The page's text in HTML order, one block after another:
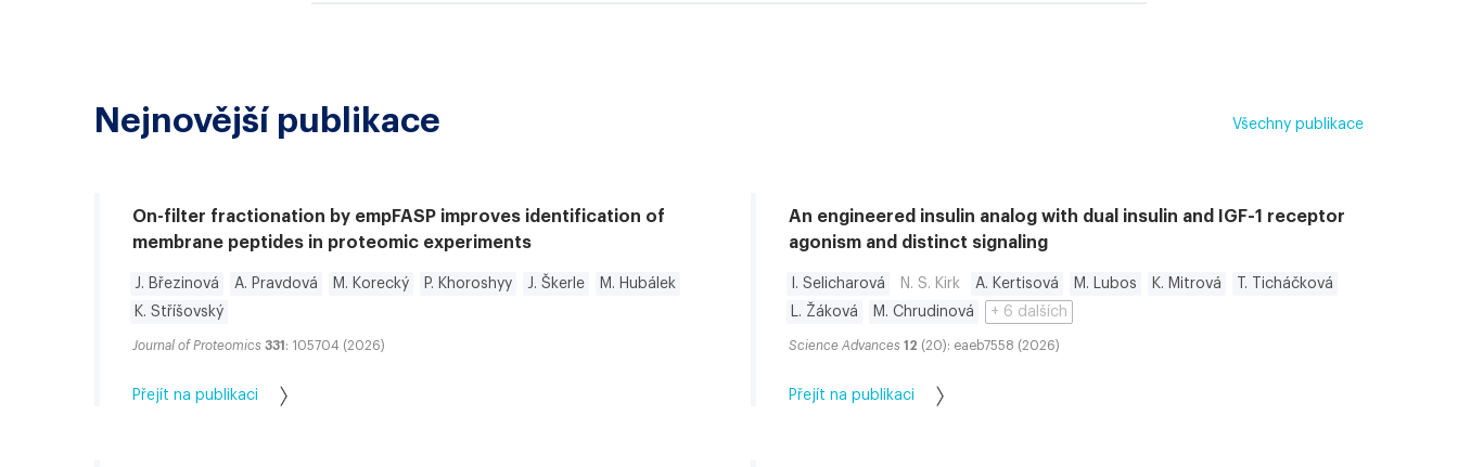
Všechny publikace
Nejnovější publikace
On-filter fractionation by empFASP improves identification of
membrane peptides in proteomic experiments
J. Březinová A. Pravdová M. Korecký P. Khoroshyy J. Škerle
M. Hubálek
K. Stříšovský
Journal of Proteomics 331 : 105704 (2026)
Přejít na publikaci
An engineered insulin analog with dual insulin and IGF-1 receptor
agonism and distinct signaling
I. Selicharová N. S. Kirk A. Kertisová M. Lubos K. Mitrová
T. Ticháčková
L. Žáková
M. Chrudinová + 6 dalších
Science Advances 12 (20): eaeb7558 (2026)
Přejít na publikaci